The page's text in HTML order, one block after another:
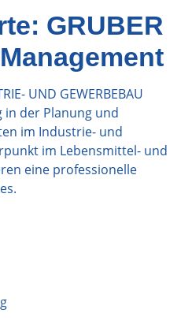
GRUBER
UND GEWERBEBAU
in der Planung und
im Industrie- und
im Lebensmittel- und
eine professionelle